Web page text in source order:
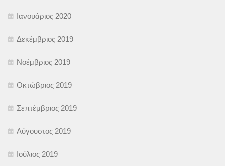
Ιανουάριος 2020
Δεκέμβριος 2019
Νοέμβριος 2019
Οκτώβριος 2019
Σεπτέμβριος 2019
Αύγουστος 2019
Ιούλιος 2019